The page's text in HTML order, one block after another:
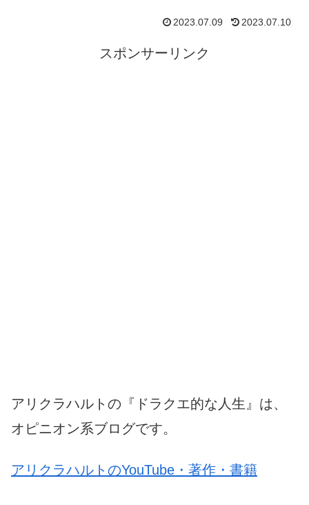
2023.07.09 2023.07.10
スポンサーリンク
アリクラハルトの『ドラクエ的な人生』は、
オピニオン系ブログです。
アリクラハルトのYouTube・著作・書籍